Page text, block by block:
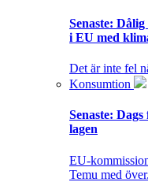
Senaste: Dålig
i EU med
Det är inte fel
Konsumtion
Senaste: Dags
lagen
EU-
Temu med